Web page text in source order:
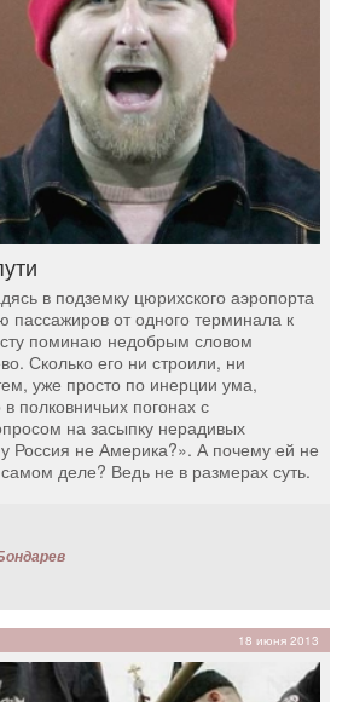
в подземку цюрихского аэропорта
пассажиров от одного терминала к
поминаю недобрым словом
Сколько его ни строили, ни
уже просто по инерции ума,
полковничьих погонах с
на засыпку нерадивых
Россия не Америка?». А почему ей не
деле? Ведь не в размерах суть.
18 июня 2013